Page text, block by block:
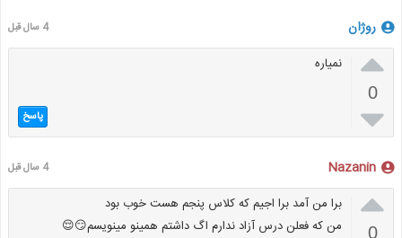
روژان 4 سال قبل

0

نمیاره
پاسخ
Nazanin 4 سال قبل

0
برا من آمد برا اجیم که کلاس پنجم هست خوب بود
من که فعلن درس آزاد ندارم اگ داشتم همینو مینویسم😏😌